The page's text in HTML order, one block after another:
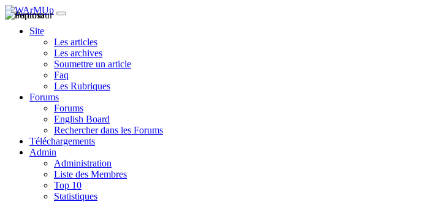
Site
Les articles
Les archives
Soumettre un article
Faq
Les Rubriques
Forums
Forums
English Board
Rechercher dans les Forums
Téléchargements
Admin
Administration
Liste des Membres
Top 10
Statistiques